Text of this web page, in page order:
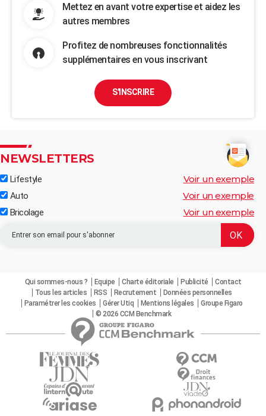
Mettez en avant votre expertise et aidez les
autres membres
Profitez de nombreuses fonctionnalités
supplémentaires en vous inscrivant
S'INSCRIRE
NEWSLETTERS
Lifestyle Voir un exemple
Auto Voir un exemple
Bricolage Voir un exemple
Qui sommes-nous ? Equipe Charte éditoriale Publicité
Contact
Tous les articles
RSS Recrutement
Données personnelles
Paramétrer les cookies
Gérer Utiq Mentions légales
Groupe Figaro
© 2026 CCM Benchmark